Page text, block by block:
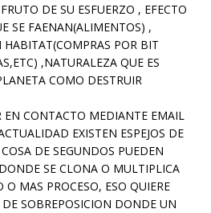
DE SU ESFUERZO , EFECTO
SE FAENAN(ALIMENTOS) ,
POR BIT
,NATURALEZA QUE ES
COMO DESTRUIR
EN CONTACTO MEDIANTE EMAIL
EXISTEN ESPEJOS DE
DE SEGUNDOS PUEDEN
SE CLONA O MULTIPLICA
MAS PROCESO, ESO QUIERE
SOBREPOSICION DONDE UN